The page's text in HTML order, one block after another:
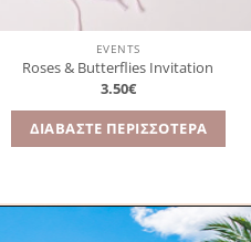
EVENTS
Roses & Butterflies Invitation
3.50€
ΔΙΑΒΆΣΤΕ ΠΕΡΙΣΣΌΤΕΡΑ